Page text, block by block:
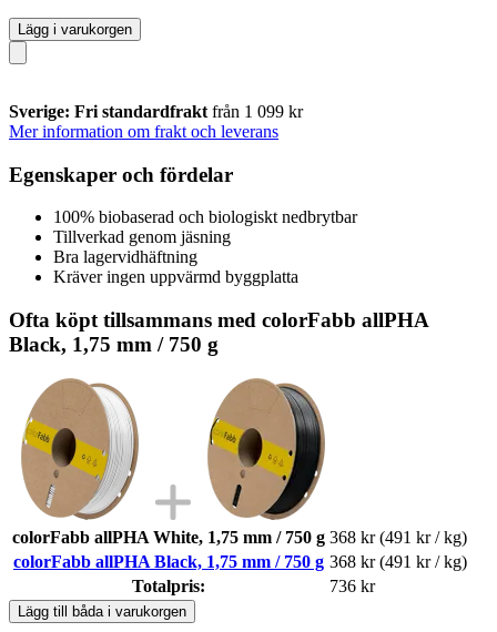
Lägg i varukorgen
Sverige: Fri standardfrakt från 1 099 kr
Mer information om frakt och leverans
Egenskaper och fördelar
100% biobaserad och biologiskt nedbrytbar
Tillverkad genom jäsning
Bra lagervidhäftning
Kräver ingen uppvärmd byggplatta
Ofta köpt tillsammans med colorFabb allPHA
Black, 1,75 mm / 750 g
colorFabb allPHA White, 1,75 mm / 750 g 368 kr (491 kr / kg)
colorFabb allPHA Black, 1,75 mm / 750 g 368 kr (491 kr / kg)
Totalpris:
736 kr
Lägg till båda i varukorgen